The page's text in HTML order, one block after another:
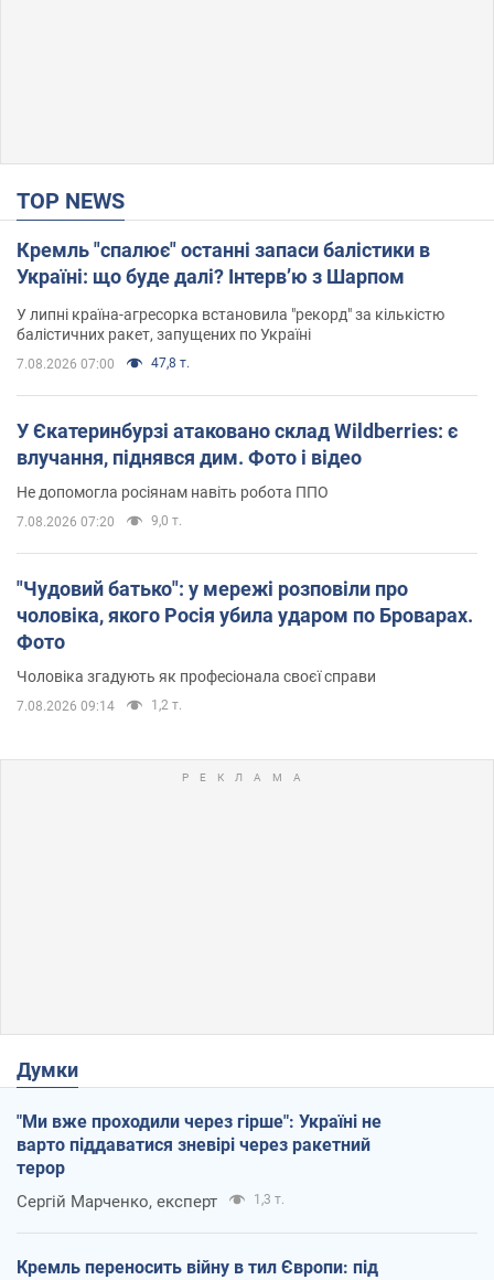
TOP NEWS
Кремль "спалює" останні запаси балістики в
Україні: що буде далі? Інтерв’ю з Шарпом
У липні країна-агресорка встановила "рекорд" за кількістю
балістичних ракет, запущених по Україні
7.08.2026 07:00 47,8 т.
У Єкатеринбурзі атаковано склад Wildberries: є
влучання, піднявся дим. Фото і відео
Не допомогла росіянам навіть робота ППО
7.08.2026 07:20 9,0 т.
"Чудовий батько": у мережі розповіли про
чоловіка, якого Росія убила ударом по Броварах.
Фото
Чоловіка згадують як професіонала своєї справи
7.08.2026 09:14 1,2 т.
Думки
"Ми вже проходили через гірше": Україні не
варто піддаватися зневірі через ракетний
терор
Сергій Марченко, експерт 1,3 т.
Кремль переносить війну в тил Європи: під